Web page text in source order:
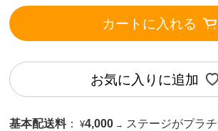
カートに入れる
お気に入りに追加
基本配送料 ： ¥4,000 → ステージがプラ